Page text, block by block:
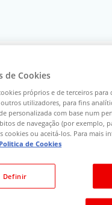
cinquenta mil euros
Quinta do Anjo
m²
da Torre
SANTANDER
composto por 0 sala(s),
Clique aqui para
de Cookies
próprios e de terceiros para
utilizadores, para fins
personalizada com base num
de navegação (por exemplo,
cookies ou aceitá-los. Para mais
Politica de Cookies
Definir